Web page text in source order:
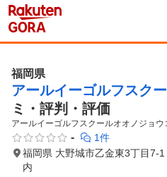
福岡県
アールイーゴルフスク
ミ・評判・評価
アールイーゴルフスクールオオノジョウ
-
1件
福岡県 大野城市乙金東3丁目
内